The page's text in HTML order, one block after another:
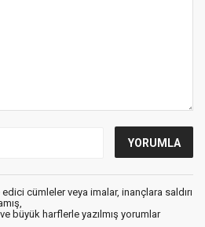
cümleler veya imalar, inançlara saldırı
büyük harflerle yazılmış yorumlar